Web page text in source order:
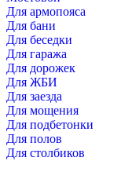
Для армопояса
Для бани
Для беседки
Для гаража
Для дорожек
Для ЖБИ
Для заезда
Для мощения
Для подбетонки
Для полов
Для столбиков